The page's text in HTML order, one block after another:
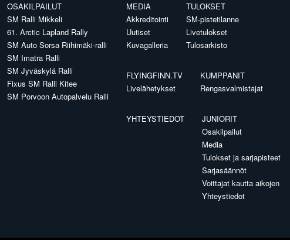
OSAKILPAILUT
SM Ralli Mikkeli
61. Arctic Lapland Rally
SM Auto Sorsa Riihimäki-ralli
SM Imatra Ralli
SM Jyväskylä Ralli
Fixus SM Ralli Kitee
SM Porvoon Autopalvelu Ralli
MEDIA
Akkreditointi
Uutiset
Kuvagalleria
TULOKSET
SM-pistetilanne
Livetulokset
Tulosarkisto
FLYINGFINN.TV
Livelähetykset
KUMPPANIT
Rengasvalmistajat
YHTEYSTIEDOT
JUNIORIT
Osakilpailut
Media
Tulokset ja sarjapisteet
Sarjasäännöt
Voittajat kautta aikojen
Yhteystiedot